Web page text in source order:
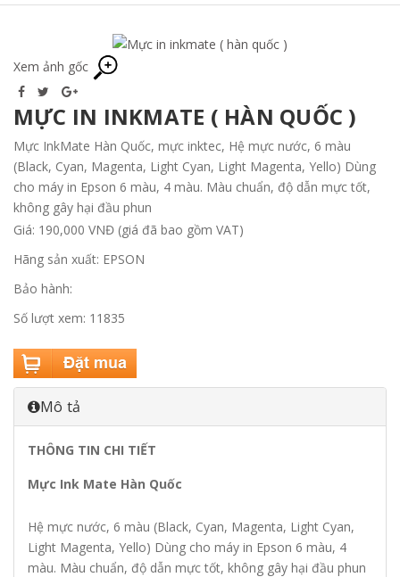
Xem ảnh gốc
MỰC IN INKMATE ( HÀN QUỐC )
Mực InkMate Hàn Quốc, mực inktec, Hệ mực nước, 6 màu
(Black, Cyan, Magenta, Light Cyan, Light Magenta, Yello) Dùng
cho máy in Epson 6 màu, 4 màu. Màu chuẩn, độ dẫn mực tốt,
không gây hại đầu phun
Giá: 190,000 VNĐ (giá đã bao gồm VAT)
Hãng sản xuất: EPSON
Bảo hành:
Số lượt xem: 11835
Mô tả
THÔNG TIN CHI TIẾT
Mực Ink Mate Hàn Quốc
Hệ mực nước, 6 màu (Black, Cyan, Magenta, Light Cyan,
Light Magenta, Yello) Dùng cho máy in Epson 6 màu, 4
màu. Màu chuẩn, độ dẫn mực tốt, không gây hại đầu phun